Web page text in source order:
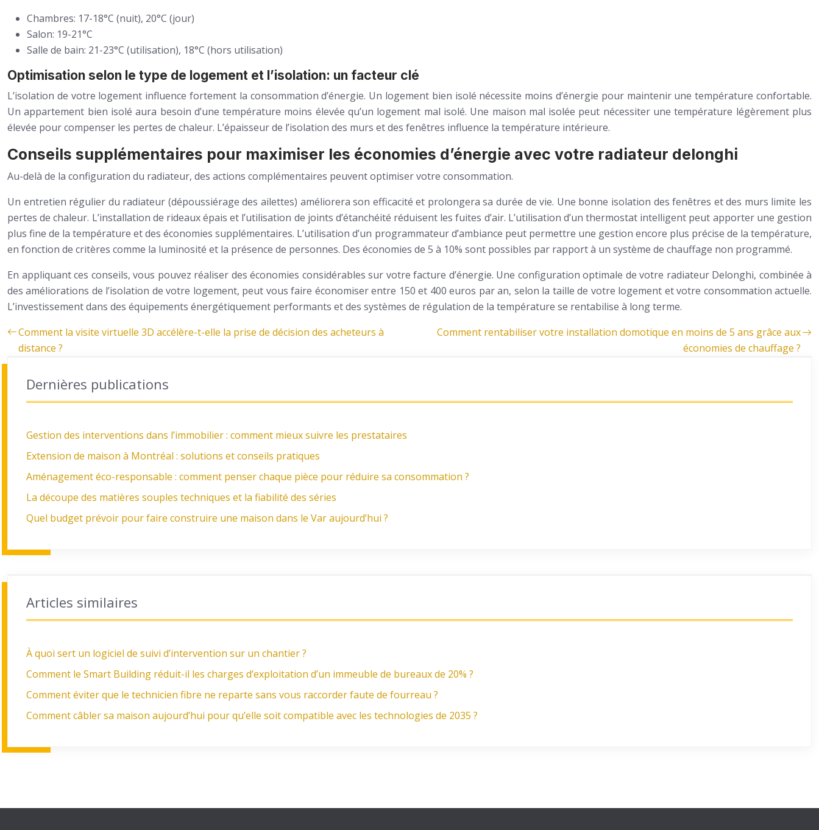
Chambres: 17-18°C (nuit), 20°C (jour)
Salon: 19-21°C
Salle de bain: 21-23°C (utilisation), 18°C (hors utilisation)
Optimisation selon le type de logement et l’isolation: un facteur clé
L’isolation de votre logement influence fortement la consommation d’énergie. Un logement bien isolé nécessite moins d’énergie pour maintenir une température confortable.
Un appartement bien isolé aura besoin d’une température moins élevée qu’un logement mal isolé. Une maison mal isolée peut nécessiter une température légèrement plus
élevée pour compenser les pertes de chaleur. L’épaisseur de l’isolation des murs et des fenêtres influence la température intérieure.
Conseils supplémentaires pour maximiser les économies d’énergie avec votre radiateur delonghi
Au-delà de la configuration du radiateur, des actions complémentaires peuvent optimiser votre consommation.
Un entretien régulier du radiateur (dépoussiérage des ailettes) améliorera son efficacité et prolongera sa durée de vie. Une bonne isolation des fenêtres et des murs limite les
pertes de chaleur. L’installation de rideaux épais et l’utilisation de joints d’étanchéité réduisent les fuites d’air. L’utilisation d’un thermostat intelligent peut apporter une gestion
plus fine de la température et des économies supplémentaires. L’utilisation d’un programmateur d’ambiance peut permettre une gestion encore plus précise de la température,
en fonction de critères comme la luminosité et la présence de personnes. Des économies de 5 à 10% sont possibles par rapport à un système de chauffage non programmé.
En appliquant ces conseils, vous pouvez réaliser des économies considérables sur votre facture d’énergie. Une configuration optimale de votre radiateur Delonghi, combinée à
des améliorations de l’isolation de votre logement, peut vous faire économiser entre 150 et 400 euros par an, selon la taille de votre logement et votre consommation actuelle.
L’investissement dans des équipements énergétiquement performants et des systèmes de régulation de la température se rentabilise à long terme.
Comment la visite virtuelle 3D accélère-t-elle la prise de décision des acheteurs à
distance ?
Comment rentabiliser votre installation domotique en moins de 5 ans grâce aux
économies de chauffage ?
Dernières publications
Gestion des interventions dans l’immobilier : comment mieux suivre les prestataires
Extension de maison à Montréal : solutions et conseils pratiques
Aménagement éco-responsable : comment penser chaque pièce pour réduire sa consommation ?
La découpe des matières souples techniques et la fiabilité des séries
Quel budget prévoir pour faire construire une maison dans le Var aujourd’hui ?
Articles similaires
À quoi sert un logiciel de suivi d’intervention sur un chantier ?
Comment le Smart Building réduit-il les charges d’exploitation d’un immeuble de bureaux de 20% ?
Comment éviter que le technicien fibre ne reparte sans vous raccorder faute de fourreau ?
Comment câbler sa maison aujourd’hui pour qu’elle soit compatible avec les technologies de 2035 ?